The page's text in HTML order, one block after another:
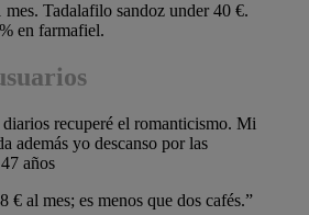
Tadalafilo sandoz under 40 €.
en farmafiel.
diarios recuperé el romanticismo. Mi
además yo descanso por las
años
€ al mes; es menos que dos cafés.”